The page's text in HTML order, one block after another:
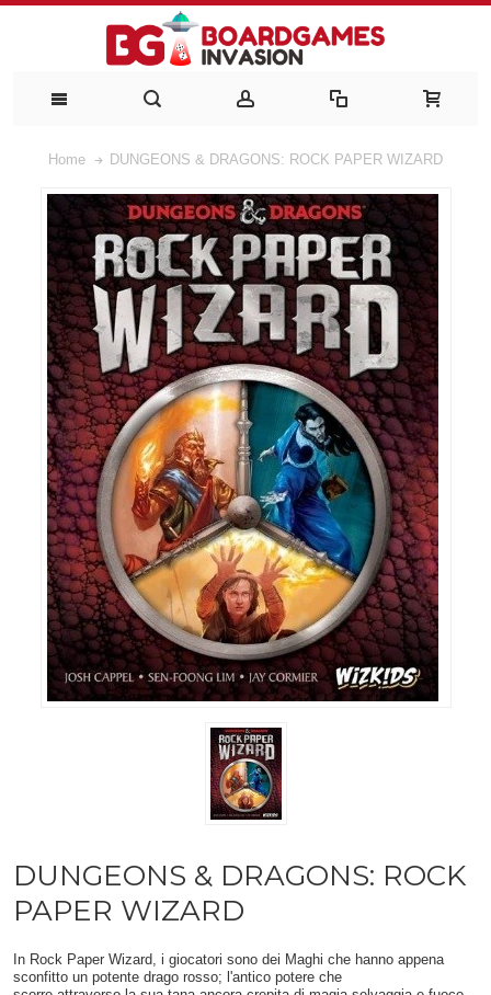
Home DUNGEONS & DRAGONS: ROCK PAPER WIZARD
DUNGEONS & DRAGONS: ROCK
PAPER WIZARD
In Rock Paper Wizard, i giocatori sono dei Maghi che hanno appena
sconfitto un potente drago rosso; l'antico potere che